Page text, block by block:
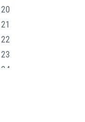
20
21
22
23
24